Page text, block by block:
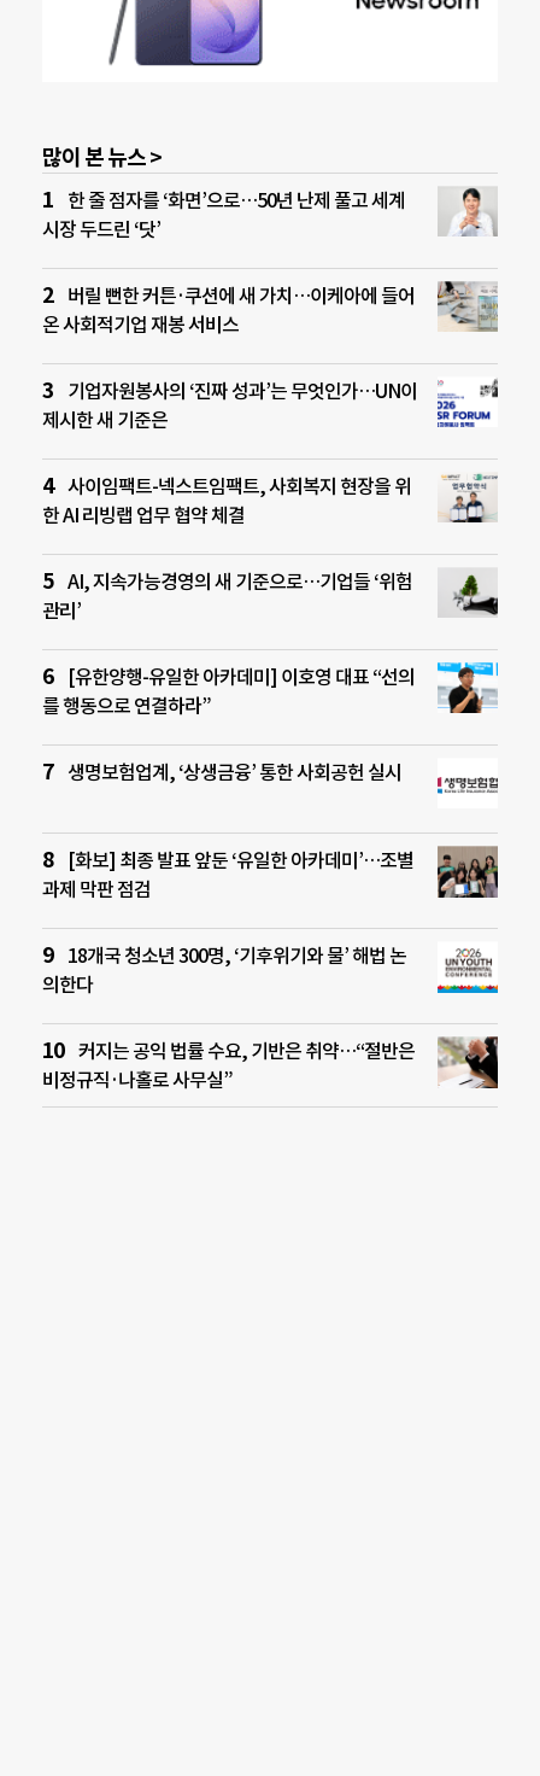
많이 본 뉴스 >
한 줄 점자를 ‘화면’으로…50년 난제 풀고 세계
시장 두드린 ‘닷’
버릴 뻔한 커튼·쿠션에 새 가치…이케아에 들어
온 사회적기업 재봉 서비스
기업자원봉사의 ‘진짜 성과’는 무엇인가…UN이
제시한 새 기준은
사이임팩트-넥스트임팩트, 사회복지 현장을 위
한 AI 리빙랩 업무 협약 체결
AI, 지속가능경영의 새 기준으로…기업들 ‘위험
관리’
[유한양행-유일한 아카데미] 이호영 대표 “선의
를 행동으로 연결하라”
생명보험업계, ‘상생금융’ 통한 사회공헌 실시
[화보] 최종 발표 앞둔 ‘유일한 아카데미’…조별
과제 막판 점검
18개국 청소년 300명, ‘기후위기와 물’ 해법 논
의한다
커지는 공익 법률 수요, 기반은 취약…“절반은
비정규직·나홀로 사무실”